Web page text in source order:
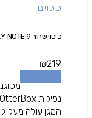
כיסויים
כיסוי שחור OtterBox Symmetry – GALAXY NOTE 9
₪219
המגן עולה מעל